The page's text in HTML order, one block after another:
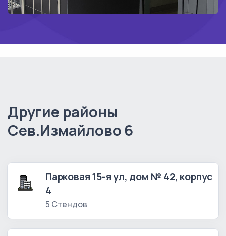
Другие районы
Сев.Измайлово 6
Парковая 15-я ул, дом № 42, корпус
4
5 Стендов